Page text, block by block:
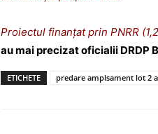
Proiectul finanțat prin PNRR
au mai precizat oficialii DRDP
ETICHETE predare amplsament lot 2